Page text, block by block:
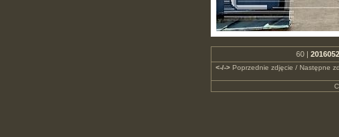
60 |
<-/->Poprzednie zdjęcie / Następne